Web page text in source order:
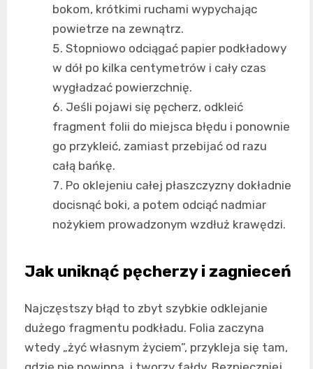
bokom, krótkimi ruchami wypychając
powietrze na zewnątrz.
Stopniowo odciągać papier podkładowy
w dół po kilka centymetrów i cały czas
wygładzać powierzchnię.
Jeśli pojawi się pęcherz, odkleić
fragment folii do miejsca błędu i ponownie
go przykleić, zamiast przebijać od razu
całą bańkę.
Po oklejeniu całej płaszczyzny dokładnie
docisnąć boki, a potem odciąć nadmiar
nożykiem prowadzonym wzdłuż krawędzi.
Jak uniknąć pęcherzy i zagnieceń
Najczęstszy błąd to zbyt szybkie odklejanie
dużego fragmentu podkładu. Folia zaczyna
wtedy „żyć własnym życiem”, przykleja się tam,